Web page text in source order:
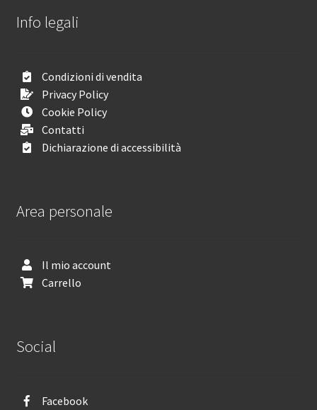
Info legali
Condizioni di vendita
Privacy Policy
Cookie Policy
Contatti
Dichiarazione di accessibilità
Area personale
Il mio account
Carrello
Social
Facebook